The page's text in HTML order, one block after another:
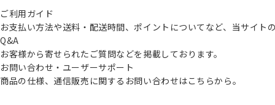
ご利用ガイド
お支払い方法や送料・配送時間、ポイントについてなど、当サイト
Q&A
お客様から寄せられたご質問などを掲載しております。
お問い合わせ・ユーザーサポート
商品の仕様、通信販売に関するお問い合わせはこちらから。